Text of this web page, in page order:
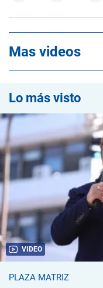
Mas videos
Lo más visto
VIDEO
PLAZA MATRIZ